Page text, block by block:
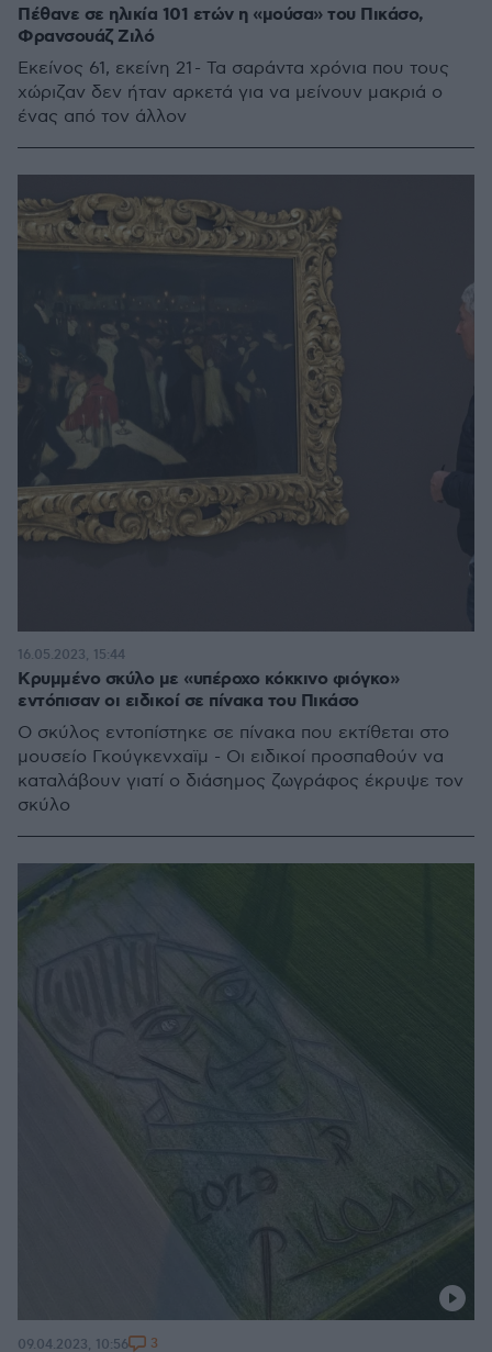
Πέθανε σε ηλικία 101 ετών η «μούσα» του Πικάσο,
Φρανσουάζ Ζιλό
Εκείνος 61, εκείνη 21 - Τα σαράντα χρόνια που τους
χώριζαν δεν ήταν αρκετά για να μείνουν μακριά ο
ένας από τον άλλον
Κρυμμένο σκύλο με «υπέροχο κόκκινο φιόγκο»
εντόπισαν οι ειδικοί σε πίνακα του Πικάσο
Ο σκύλος εντοπίστηκε σε πίνακα που εκτίθεται στο
μουσείο Γκούγκενχαϊμ - Οι ειδικοί προσπαθούν να
καταλάβουν γιατί ο διάσημος ζωγράφος έκρυψε τον
σκύλο
16.05.2023, 15:44
09.04.2023, 10:56 3